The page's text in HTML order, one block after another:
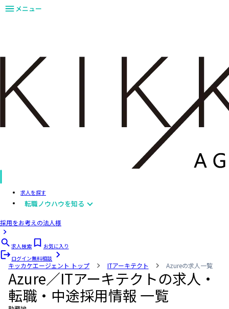
メニュー
求人を探す
転職ノウハウを知る
採用をお考えの法人様
求人検索
お気に入り
ログイン無料相談
キッカケエージェント トップ ITアーキテクト Azureの求人一覧
Azure／ITアーキテクトの求人・
転職・中途採用情報 一覧